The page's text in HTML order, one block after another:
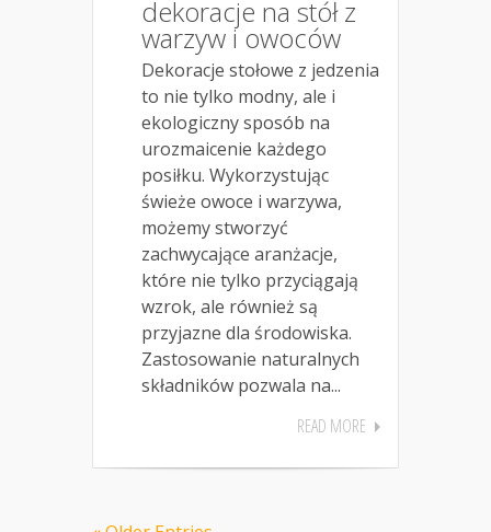
dekoracje na stół z
warzyw i owoców
Dekoracje stołowe z jedzenia
to nie tylko modny, ale i
ekologiczny sposób na
urozmaicenie każdego
posiłku. Wykorzystując
świeże owoce i warzywa,
możemy stworzyć
zachwycające aranżacje,
które nie tylko przyciągają
wzrok, ale również są
przyjazne dla środowiska.
Zastosowanie naturalnych
składników pozwala na...
READ MORE